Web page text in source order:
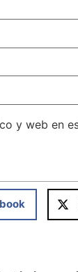
y web en